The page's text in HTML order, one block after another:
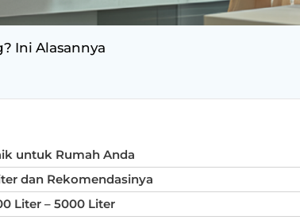
Ini Alasannya
untuk Rumah Anda
dan Rekomendasinya
Liter – 5000 Liter